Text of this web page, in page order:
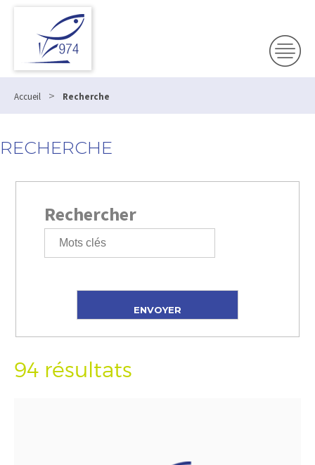
Accueil > Recherche
RECHERCHE
Rechercher
94 résultats